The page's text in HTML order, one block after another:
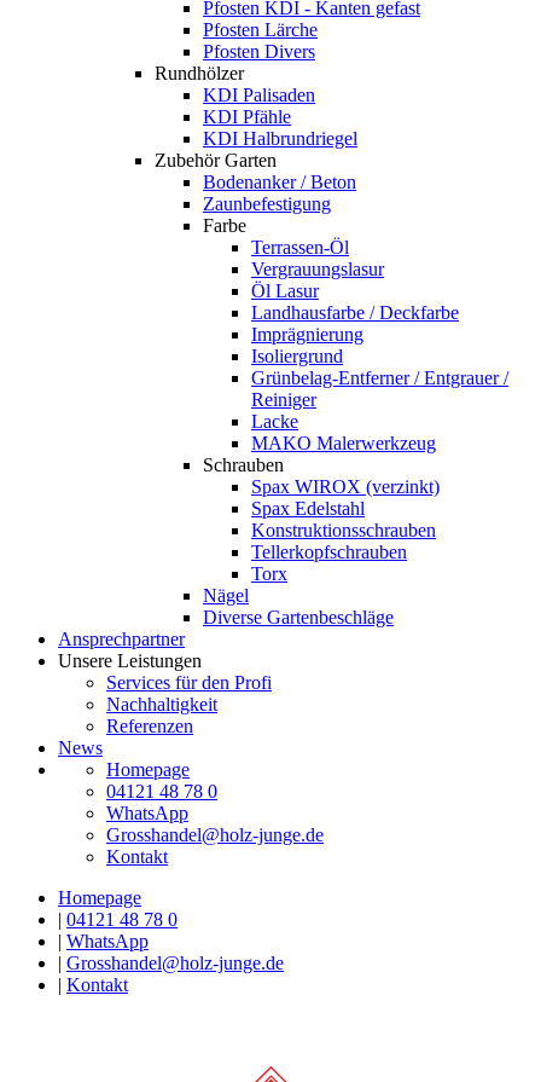
Pfosten KDI - Kanten gefast
Pfosten Lärche
Pfosten Divers
Rundhölzer
KDI Palisaden
KDI Pfähle
KDI Halbrundriegel
Zubehör Garten
Bodenanker / Beton
Zaunbefestigung
Farbe
Terrassen-Öl
Vergrauungslasur
Öl Lasur
Landhausfarbe / Deckfarbe
Imprägnierung
Isoliergrund
Grünbelag-Entferner / Entgrauer /
Reiniger
Lacke
MAKO Malerwerkzeug
Schrauben
Spax WIROX (verzinkt)
Spax Edelstahl
Konstruktionsschrauben
Tellerkopfschrauben
Torx
Nägel
Diverse Gartenbeschläge
Ansprechpartner
Unsere Leistungen
Services für den Profi
Nachhaltigkeit
Referenzen
News
Homepage
04121 48 78 0
WhatsApp
Grosshandel@holz-junge.de
Kontakt
Homepage
| 04121 48 78 0
| WhatsApp
| Grosshandel@holz-junge.de
| Kontakt